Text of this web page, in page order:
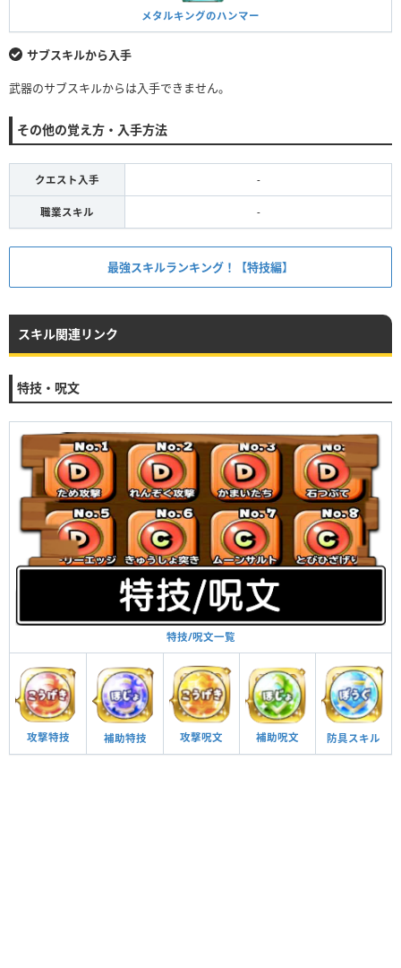
メタルキングのハンマー
サブスキルから入手
武器のサブスキルからは入手できません。
その他の覚え方・入手方法
クエスト入手 -
職業スキル -
最強スキルランキング！【特技編】
スキル関連リンク
特技・呪文
特技/呪文一覧
攻撃特技 補助特技 攻撃呪文 補助呪文 防具スキル